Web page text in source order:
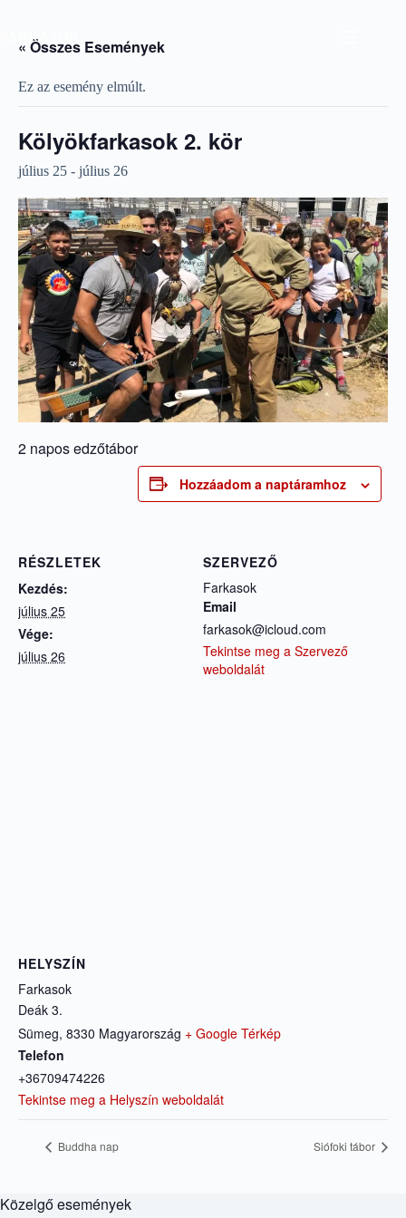
content
FARKASOK
« Összes Események
Ez az esemény elmúlt.
Kölyökfarkasok 2. kör
július 25 - július 26
2 napos edzőtábor
Hozzáadom a naptáramhoz
RÉSZLETEK
Kezdés:
július 25
Vége:
július 26
SZERVEZŐ
Farkasok
Email
farkasok@icloud.com
Tekintse meg a Szervező
weboldalát
HELYSZÍN
Farkasok
Deák 3.
Sümeg, 8330 Magyarország + Google Térkép
Telefon
+36709474226
Tekintse meg a Helyszín weboldalát
Buddha nap Siófoki tábor
Közelgő események